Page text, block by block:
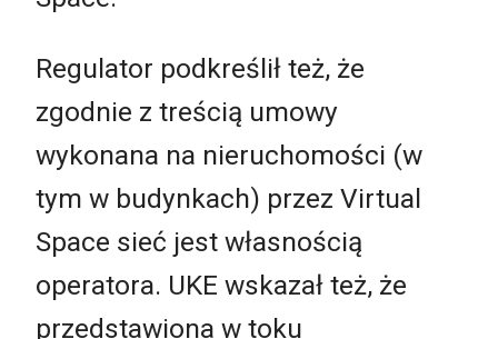
Regulator podkreślił też, że
zgodnie z treścią umowy
wykonana na nieruchomości (w
tym w budynkach) przez Virtual
Space sieć jest własnością
operatora. UKE wskazał też, że
przedstawiona w toku